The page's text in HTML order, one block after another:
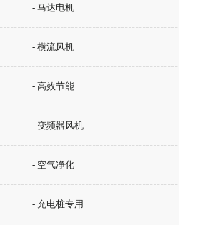
- 马达电机
- 横流风机
- 高效节能
- 变频器风机
- 空气净化
- 充电桩专用